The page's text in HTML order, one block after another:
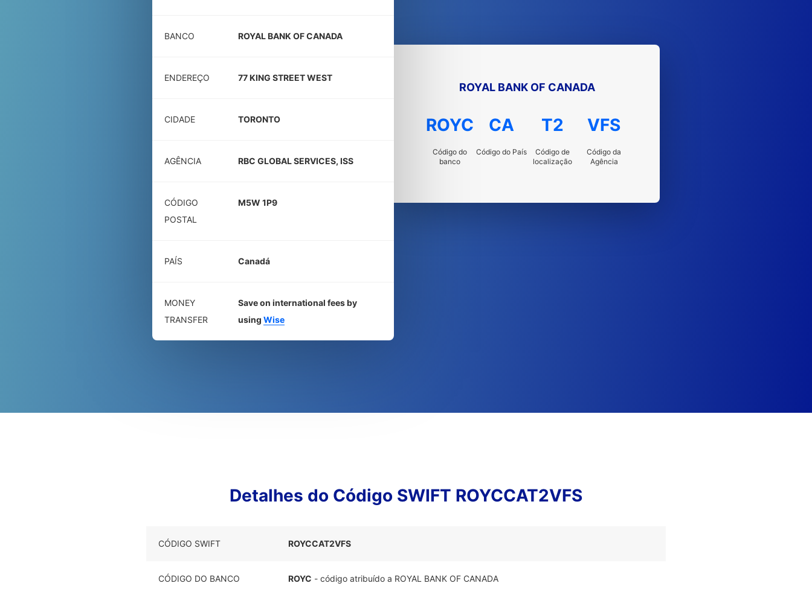
BANCO ROYAL BANK OF CANADA
ENDEREÇO 77 KING STREET WEST
CIDADE TORONTO
AGÊNCIA RBC GLOBAL SERVICES, ISS
CÓDIGO
POSTAL
M5W 1P9
PAÍS Canadá
MONEY
TRANSFER
Save on international fees by
using Wise
ROYAL BANK OF CANADA
ROYC
Código do
banco
CA
Código do País
T2
Código de
localização
VFS
Código da
Agência
Detalhes do Código SWIFT ROYCCAT2VFS
CÓDIGO SWIFT ROYCCAT2VFS
CÓDIGO DO BANCO ROYC - código atribuído a ROYAL BANK OF CANADA